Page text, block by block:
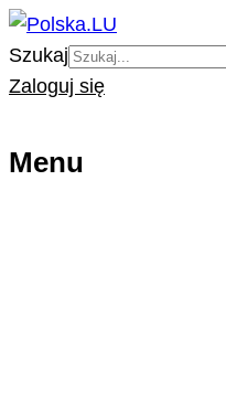
Szukaj
Zaloguj się
Menu